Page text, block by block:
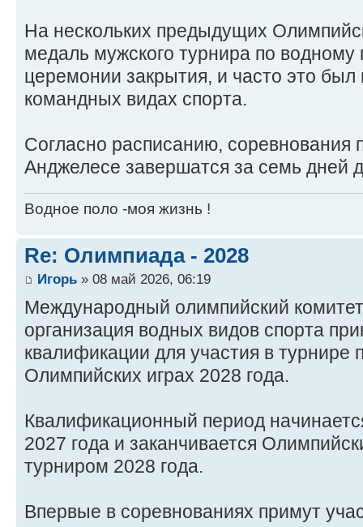
На нескольких предыдущих
медаль мужского турнира по водному
церемонии закрытия, и часто это
командных видах спорта.
Согласно расписанию, соревнования
Анджелесе завершатся за семь дней
Водное поло -моя жизнь !
Re: Олимпиада - 2028
Игорь » 08 май 2026, 06:19
Международный олимпийский
организация водных видов спорта
квалификации для участия в турнире
Олимпийских играх 2028 года.
Квалификационный период
2027 года и заканчивается
турниром 2028 года.
Впервые в соревнованиях примут